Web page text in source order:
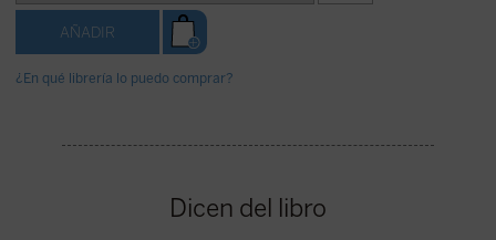
¿En qué librería lo puedo comprar?
Dicen del libro